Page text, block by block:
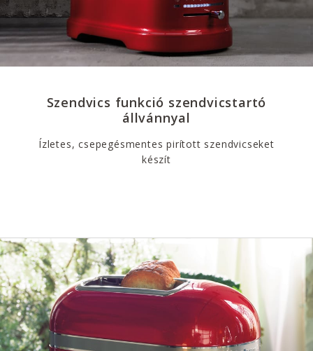
Szendvics funkció szendvicstartó
állvánnyal
Ízletes, csepegésmentes pirított szendvicseket
készít